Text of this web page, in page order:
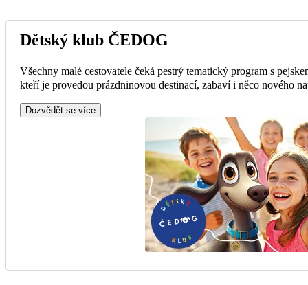
Dětský klub ČEDOG
Všechny malé cestovatele čeká pestrý tematický program s
kteří je provedou prázdninovou destinací, zabaví i něco nového
Dozvědět se více